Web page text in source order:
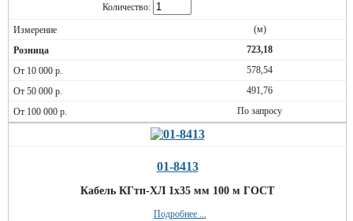
Количество:
(м)
723,18
578,54
491,76
По запросу
01-8413
Кабель КГтп-ХЛ 1х35 мм 100 м ГОСТ
Подробнее ...